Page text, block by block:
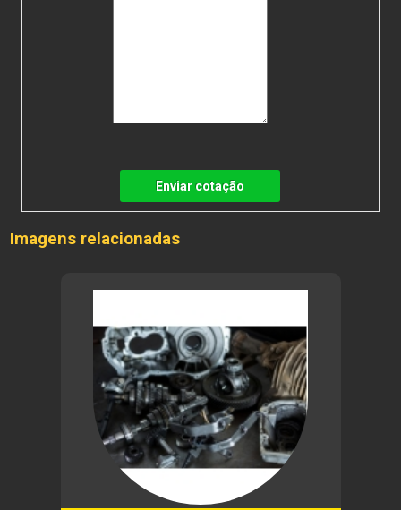
Enviar cotação
Imagens relacionadas